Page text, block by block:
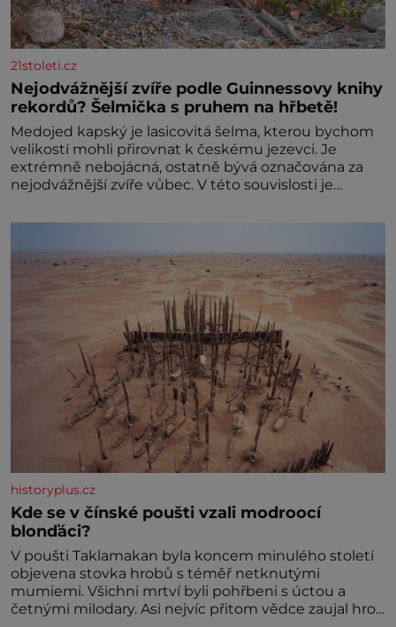
21stoleti.cz
Nejodvážnější zvíře podle Guinnessovy knihy
rekordů? Šelmička s pruhem na hřbetě!
Medojed kapský je lasicovitá šelma, kterou bychom
velikostí mohli přirovnat k českému jezevci. Je
extrémně nebojácná, ostatně bývá označována za
nejodvážnější zvíře vůbec. V této souvislosti je
historyplus.cz
Kde se v čínské poušti vzali modroocí
blonďáci?
V poušti Taklamakan byla koncem minulého století
objevena stovka hrobů s téměř netknutými
mumiemi. Všichni mrtví byli pohřbeni s úctou a
četnými milodary. Asi nejvíc přitom vědce zaujal hrob